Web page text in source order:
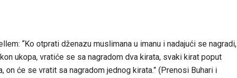
“Ko otprati dženazu muslimana u imanu i nadajući se nagradi,
ukopa, vratiće se sa nagradom dva kirata, svaki kirat poput
on će se vratit sa nagradom jednog kirata.” (Prenosi Buhari i